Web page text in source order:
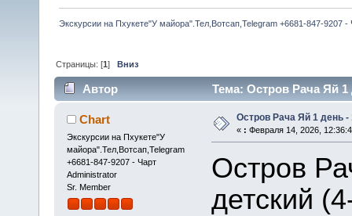
Экскурсии на Пхукете"У майора".Тел,Вотсап,Telegram +6681-847-9207 -
Страницы: [1]Вниз
Автор Тема: Остров Рача Яй 1
Chart
Экскурсии на Пхукете"У
майора".Тел,Вотсап,Telegram
+6681-847-9207 - Чарт
Administrator
Sr. Member
Остров Рача Яй 1 день -
« : Февраля 14, 2026,
Остров
детский